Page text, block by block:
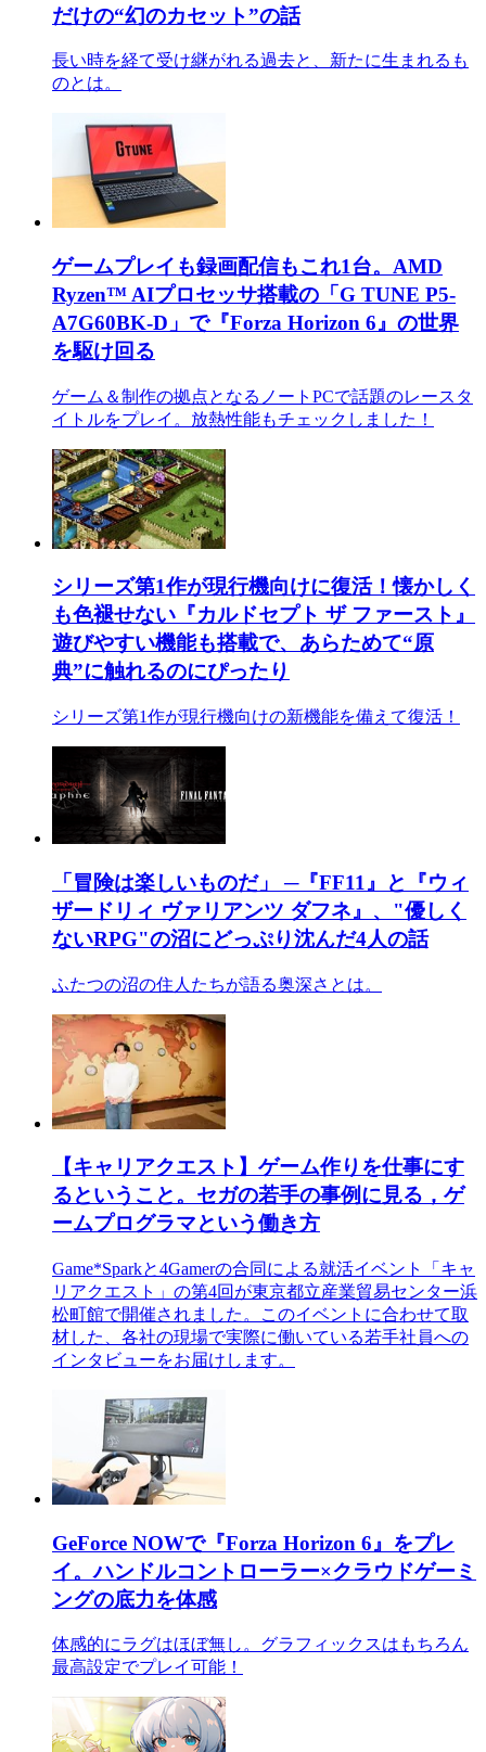
だけの“幻のカセット”の話
長い時を経て受け継がれる過去と、新たに生まれるも
のとは。
ゲームプレイも録画配信もこれ1台。AMD
Ryzen™ AIプロセッサ搭載の「G TUNE P5-
A7G60BK-D」で『Forza Horizon 6』の世界
を駆け回る
ゲーム＆制作の拠点となるノートPCで話題のレースタ
イトルをプレイ。放熱性能もチェックしました！
シリーズ第1作が現行機向けに復活！懐かしく
も色褪せない『カルドセプト ザ ファースト』
遊びやすい機能も搭載で、あらためて“原
典”に触れるのにぴったり
シリーズ第1作が現行機向けの新機能を備えて復活！
「冒険は楽しいものだ」 ─『FF11』と『ウィ
ザードリィ ヴァリアンツ ダフネ』、"優しく
ないRPG"の沼にどっぷり沈んだ4人の話
ふたつの沼の住人たちが語る奥深さとは。
【キャリアクエスト】ゲーム作りを仕事にす
るということ。セガの若手の事例に見る，ゲ
ームプログラマという働き方
Game*Sparkと4Gamerの合同による就活イベント「キャ
リアクエスト」の第4回が東京都立産業貿易センター浜
松町館で開催されました。このイベントに合わせて取
材した、各社の現場で実際に働いている若手社員への
インタビューをお届けします。
GeForce NOWで『Forza Horizon 6』をプレ
イ。ハンドルコントローラー×クラウドゲーミ
ングの底力を体感
体感的にラグはほぼ無し。グラフィックスはもちろん
最高設定でプレイ可能！